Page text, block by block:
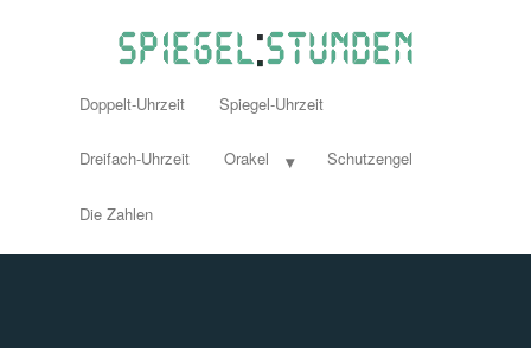
Doppelt-Uhrzeit Spiegel-Uhrzeit
Dreifach-Uhrzeit Orakel Schutzengel
Die Zahlen